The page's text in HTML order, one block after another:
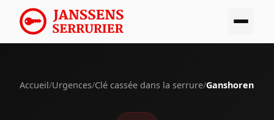
Accueil/Urgences/Clé cassée dans la serrure/Ganshoren